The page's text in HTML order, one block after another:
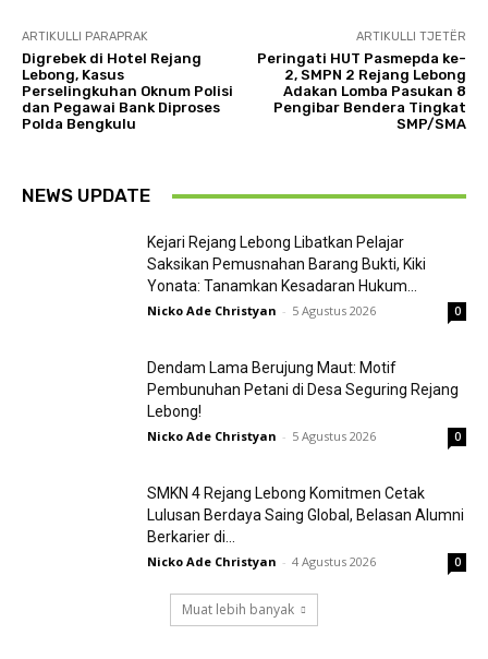
ARTIKULLI PARAPRAK
Digrebek di Hotel Rejang
Lebong, Kasus
Perselingkuhan Oknum Polisi
dan Pegawai Bank Diproses
Polda Bengkulu
ARTIKULLI TJETËR
Peringati HUT Pasmepda ke-
2, SMPN 2 Rejang Lebong
Adakan Lomba Pasukan 8
Pengibar Bendera Tingkat
SMP/SMA
NEWS UPDATE
Kejari Rejang Lebong Libatkan Pelajar
Saksikan Pemusnahan Barang Bukti, Kiki
Yonata: Tanamkan Kesadaran Hukum...
Nicko Ade Christyan - 5 Agustus 2026 0
Dendam Lama Berujung Maut: Motif
Pembunuhan Petani di Desa Seguring Rejang
Lebong!
Nicko Ade Christyan - 5 Agustus 2026 0
SMKN 4 Rejang Lebong Komitmen Cetak
Lulusan Berdaya Saing Global, Belasan Alumni
Berkarier di...
Nicko Ade Christyan - 4 Agustus 2026 0
Muat lebih banyak